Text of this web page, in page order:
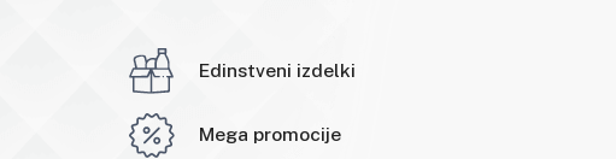
Edinstveni izdelki
Mega promocije